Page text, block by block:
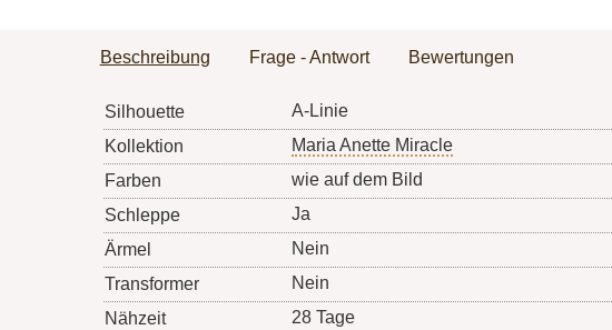
Beschreibung Frage - Antwort Bewertungen
Silhouette
A-Linie
Kollektion
Maria Anette Miracle
Farben
wie auf dem Bild
Schleppe
Ja
Ärmel
Nein
Transformer
Nein
Nähzeit
28 Tage